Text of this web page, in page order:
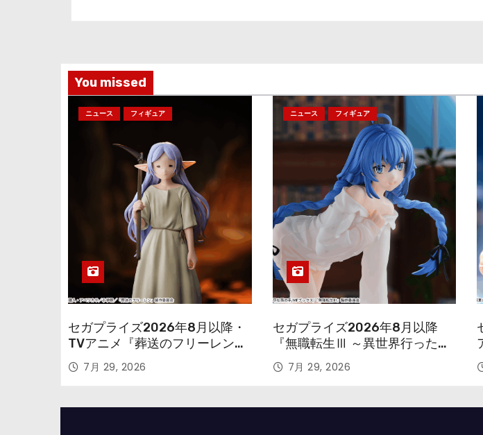
You missed
ニュース フィギュア
セガプライズ2026年8月以降・
TVアニメ『葬送のフリーレン』
鉱山で300年働くことになっっ
ちゃった「フリーレン」を立体
7月 29, 2026
ニュース フィギュア
セガプライズ2026年8月以降
『無職転生Ⅲ ～異世界行ったら
本気だす～』から「ロキシー」
のフィギュアが登場！
7月 29, 2026